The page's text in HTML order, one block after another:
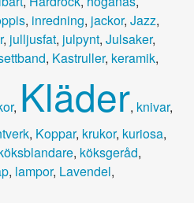
, inredning, jackor, Jazz,
, julljusfat, julpynt, Julsaker,
, Kastruller, keramik,
, Kläder, knivar,
, Koppar, krukor, kuriosa,
, köksgeråd,
, lampor, Lavendel,